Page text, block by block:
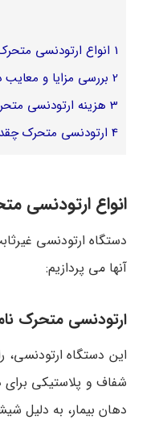
1 انواع ارتودنسی
2 بررسی مزایا و
3 هزینه ارتودنسی
4 ارتودنسی متحرک
انواع ارتودنسی
آنها می پردازیم:
ارتودنسی متحرک
این دستگاه
شفاف و پلاستیکی برای
دهان بیمار، به دلیل